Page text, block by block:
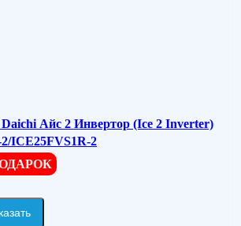
Айс 2 Инвертор (Ice 2 Inverter)
ICE25FVS1R-2